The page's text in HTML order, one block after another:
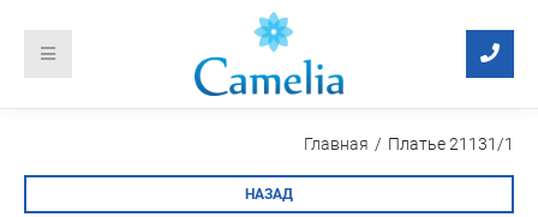
НАЗАД
Главная Платье 21131/1